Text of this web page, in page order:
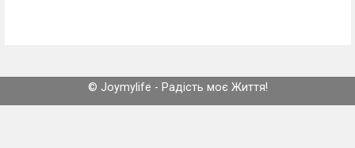
© Joymylife - Радість моє Життя!